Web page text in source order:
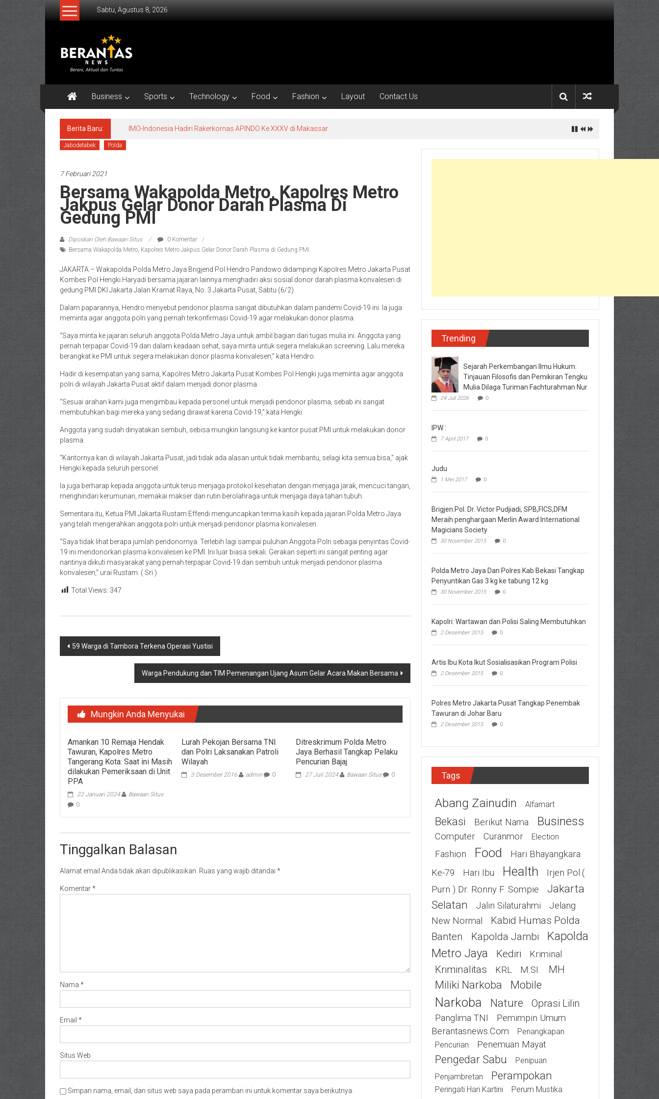
Lompat
Sabtu, Agustus 8, 2026
BERANTAS
NEWS
Tuntas.
Business Sports Technology Food Fashion Layout Contact Us
Berita Baru: IMO-Indonesia Hadiri Rakerkornas APINDO Ke XXXV di Makassar
Jabodetabek Polda
7 Februari 2021
Bersama Wakapolda Metro, Kapolres Metro
Jakpus Gelar Donor Darah Plasma Di
Gedung PMI
Diposkan Oleh:Bawaan Situs
0 Komentar
Bersama Wakapolda Metro, Kapolres Metro Jakpus Gelar Donor Darah Plasma di Gedung PMI
JAKARTA – Wakapolda Polda Metro Jaya Brigjend Pol Hendro Pandowo didampingi Kapolres Metro Jakarta Pusat
Kombes Pol Hengki Haryadi bersama jajaran lainnya menghadiri aksi sosial donor darah plasma konvalesen di
gedung PMI DKI Jakarta Jalan Kramat Raya, No. 3 Jakarta Pusat, Sabtu (6/2).
Dalam paparannya, Hendro menyebut pendonor plasma sangat dibutuhkan dalam pandemi Covid-19 ini. Ia juga
meminta agar anggota polri yang pernah terkonfirmasi Covid-19 agar melakukan donor plasma.
“Saya minta ke jajaran seluruh anggota Polda Metro Jaya untuk ambil bagian dari tugas mulia ini. Anggota yang
pernah terpapar Covid-19 dan dalam keadaan sehat, saya minta untuk segera melakukan screening. Lalu mereka
berangkat ke PMI untuk segera melakukan donor plasma konvalesen,” kata Hendro.
Hadir di kesempatan yang sama, Kapolres Metro Jakarta Pusat Kombes Pol Hengki juga meminta agar anggota
polri di wilayah Jakarta Pusat aktif dalam menjadi donor plasma.
“Sesuai arahan kami juga mengimbau kepada personel untuk menjadi pendonor plasma, sebab ini sangat
membutuhkan bagi mereka yang sedang dirawat karena Covid-19,” kata Hengki.
Anggota yang sudah dinyatakan sembuh, sebisa mungkin langsung ke kantor pusat PMI untuk melakukan donor
plasma.
“Kantornya kan di wilayah Jakarta Pusat, jadi tidak ada alasan untuk tidak membantu, selagi kita semua bisa,” ajak
Hengki kepada seluruh personel.
Ia juga berharap kepada anggota untuk terus menjaga protokol kesehatan dengan menjaga jarak, mencuci tangan,
menghindari kerumunan, memakai makser dan rutin berolahraga untuk menjaga daya tahan tubuh.
Sementara itu, Ketua PMI Jakarta Rustam Effendi menguncapkan terima kasih kepada jajaran Polda Metro Jaya
yang telah mengerahkan anggota polri untuk menjadi pendonor plasma konvalesen.
“Saya tidak lihat berapa jumlah pendonornya. Terlebih lagi sampai puluhan Anggota Polri sebagai penyintas Covid-
19 ini mendonorkan plasma konvalesen ke PMI. Ini luar biasa sekali. Gerakan seperti ini sangat penting agar
nantinya diikuti masyarakat yang pernah terpapar Covid-19 dan sembuh untuk menjadi pendonor plasma
konvalesen,” urai Rustam. ( Sri )
Total Views: 347
Navigasi
59 Warga di Tambora Terkena Operasi Yustisi
Warga Pendukung dan TIM Pemenangan Ujang Asum Gelar Acara Makan Bersama
Mungkin Anda Menyukai
Amankan 10 Remaja Hendak
Tawuran, Kapolres Metro
Tangerang Kota: Saat ini Masih
dilakukan Pemeriksaan di Unit
PPA
22 Januari 2024
Bawaan Situs
0
Lurah Pekojan Bersama TNI
dan Polri Laksanakan Patroli
Wilayah
3 Desember 2016 admin 0
Ditreskrimum Polda Metro
Jaya Berhasil Tangkap Pelaku
Pencurian Bajaj
27 Juli 2024 Bawaan Situs 0
Tinggalkan Balasan
Alamat email Anda tidak akan dipublikasikan. Ruas yang wajib ditandai *
Komentar*
Nama *
Email *
Situs Web
Simpan nama, email, dan situs web saya pada peramban ini untuk komentar saya berikutnya.
Trending
Sejarah Perkembangan Ilmu Hukum:
Tinjauan Filosofis dan Pemikiran Tengku
Mulia Dilaga Turiman Fachturahman Nur
24 Juli 2026 0
IPW :
7 April 2017 0
Judu
1 Mei 2017 0
Brigjen.Pol. Dr. Victor Pudjiadi, SPB,FICS,DFM
Meraih penghargaan Merlin Award International
Magicians Society
30 November 2015 0
Polda Metro Jaya Dan Polres Kab Bekasi Tangkap
Penyuntikan Gas 3 kg ke tabung 12 kg
30 November 2015 0
Kapolri: Wartawan dan Polisi Saling Membutuhkan
2 Desember 2015 0
Artis Ibu Kota Ikut Sosialisasikan Program Polisi
2 Desember 2015 0
Polres Metro Jakarta Pusat Tangkap Penembak
Tawuran di Johar Baru
2 Desember 2015 0
Tags
Abang Zainudin Alfamart
Bekasi Berikut Nama Business
Computer Curanmor Election
Fashion Food
Hari Bhayangkara
Ke-79
Hari Ibu Health
Irjen Pol.(
Purn ) Dr. Ronny F. Sompie
Jakarta
Selatan
Jalin Silaturahmi
Jelang
New Normal
Kabid Humas Polda
Banten
Kapolda Jambi
Kapolda
Metro Jaya
Kediri Kriminal
Kriminalitas KRL M.SI. MH
Miliki Narkoba Mobile
Narkoba Nature Oprasi Lilin
Panglima TNI
Pemimpin Umum
Berantasnews.com
Penangkapan
Pencurian
Penemuan Mayat
Pengedar Sabu
Penipuan
Penjambretan
Perampokan
Peringati Hari Kartini
Perum Mustika